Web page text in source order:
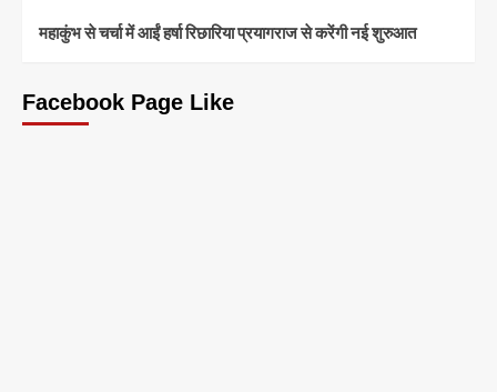
महाकुंभ से चर्चा में आईं हर्षा रिछारिया प्रयागराज से करेंगी नई शुरुआत
Facebook Page Like